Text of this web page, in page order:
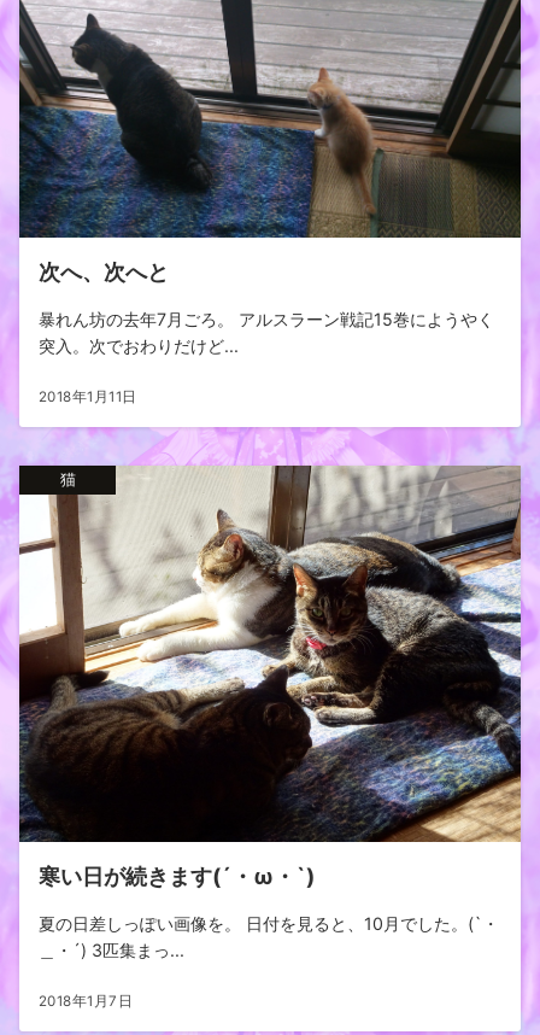
次へ、次へと
暴れん坊の去年7月ごろ。 アルスラーン戦記15巻にようやく
突入。次でおわりだけど...
2018年1月11日
猫
寒い日が続きます(´・ω・`)
夏の日差しっぽい画像を。 日付を見ると、10月でした。(`・
＿・´) 3匹集まっ...
2018年1月7日